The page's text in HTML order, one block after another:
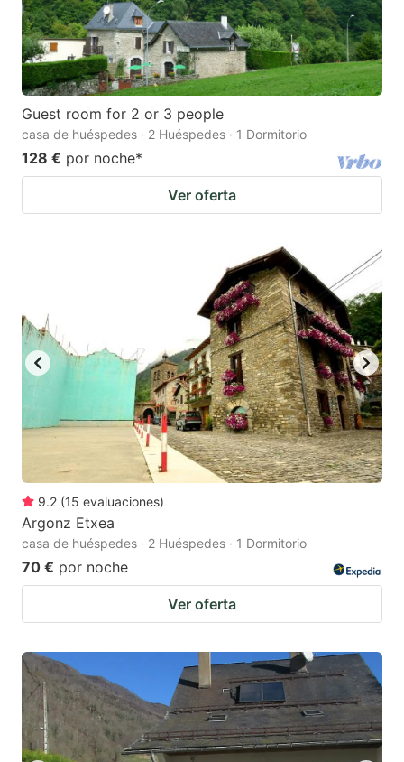
Guest room for 2 or 3 people
casa de huéspedes · 2 Huéspedes · 1 Dormitorio
128 € por noche*
Ver oferta
9.2 (15 evaluaciones)
Argonz Etxea
casa de huéspedes · 2 Huéspedes · 1 Dormitorio
70 € por noche
Ver oferta